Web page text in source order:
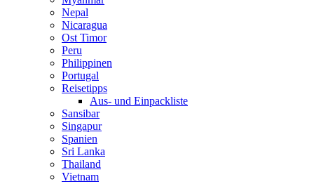
Nepal
Nicaragua
Ost Timor
Peru
Philippinen
Portugal
Reisetipps
Aus- und Einpackliste
Sansibar
Singapur
Spanien
Sri Lanka
Thailand
Vietnam